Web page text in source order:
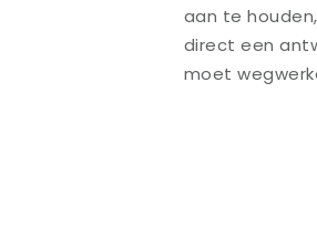
aan te
direct een
moet